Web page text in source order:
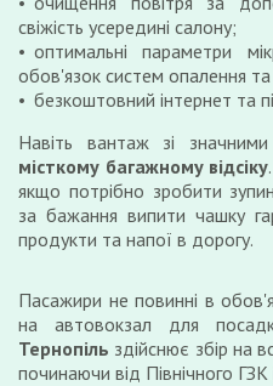
свіжість усередині салону;
оптимальні параметри
обов'язок систем опалення
безкоштовний інтернет та
Навіть вантаж зі
місткому багажному відсіку
якщо потрібно зробити
за бажання випити чашку
продукти та напої в дорогу.
Пасажири не повинні в
на автовокзал для
Тернопіль здійснює збір на
починаючи від Північного